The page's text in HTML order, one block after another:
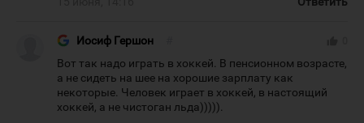
Иосиф Гершон
Вот так надо играть в хоккей. В пенсионном возрасте,
а не сидеть на шее на хорошие зарплату как
некоторые. Человек играет в хоккей, в настоящий
хоккей, а не чистоган льда))))).